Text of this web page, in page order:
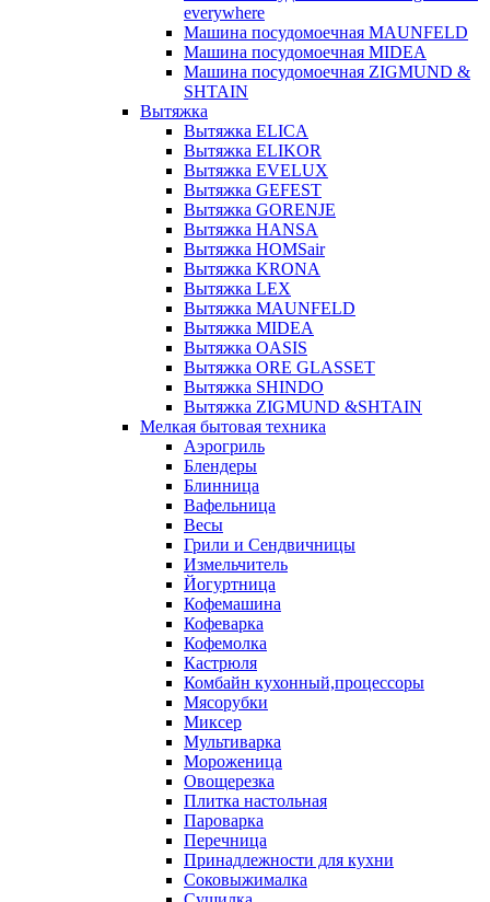
everywhere
Машина посудомоечная MAUNFELD
Машина посудомоечная MIDEA
Машина посудомоечная ZIGMUND &
SHTAIN
Вытяжка
Вытяжка ELICA
Вытяжка ELIKOR
Вытяжка EVELUX
Вытяжка GEFEST
Вытяжка GORENJE
Вытяжка HANSA
Вытяжка HOMSair
Вытяжка KRONA
Вытяжка LEX
Вытяжка MAUNFELD
Вытяжка MIDEA
Вытяжка OASIS
Вытяжка ORE GLASSET
Вытяжка SHINDO
Вытяжка ZIGMUND &SHTAIN
Мелкая бытовая техника
Аэрогриль
Блендеры
Блинница
Вафельница
Весы
Грили и Сендвичницы
Измельчитель
Йогуртница
Кофемашина
Кофеварка
Кофемолка
Кастрюля
Комбайн кухонный,процессоры
Мясорубки
Миксер
Мультиварка
Мороженица
Овощерезка
Плитка настольная
Пароварка
Перечница
Принадлежности для кухни
Соковыжималка